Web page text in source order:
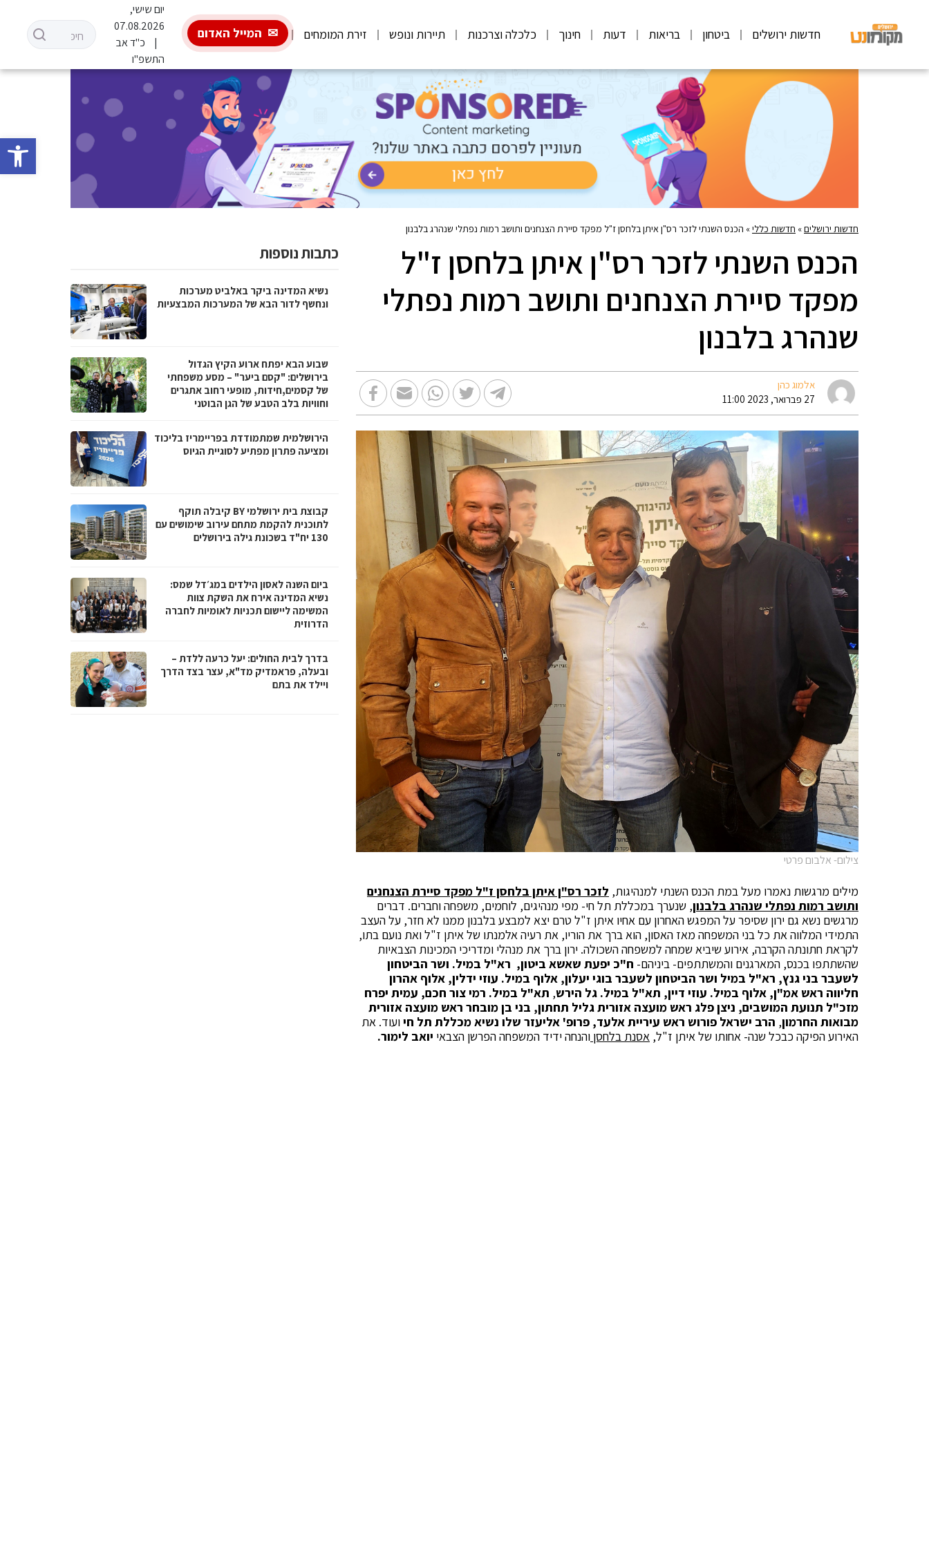
פתח
חדשות ירושלים ביטחון בריאות דעות חינוך כלכלה וצרכנות תיירות ונופש זירת המומחים המייל האדום
יום שישי,
07.08.2026
כ"ד אב
התשפ"ו
חדשות ירושלים» חדשות כללי» הכנס השנתי לזכר רס"ן איתן בלחסן ז"ל מפקד סיירת הצנחנים ותושב רמות נפתלי שנהרג בלבנון
הכנס השנתי לזכר רס"ן איתן בלחסן ז"ל
מפקד סיירת הצנחנים ותושב רמות נפתלי
שנהרג בלבנון
אלמוג כהן
27 פברואר, 2023 11:00
צילום- אלבום פרטי
מילים מרגשות נאמרו מעל במת הכנס השנתי למנהיגות, לזכר רס"ן איתן בלחסן ז"ל מפקד סיירת הצנחנים
ותושב רמות נפתלי שנהרג בלבנון, שנערך במכללת תל חי- מפי מנהיגים, לוחמים, משפחה וחברים. דברים
מרגשים נשא גם ירון שסיפר על המפגש האחרון עם אחיו איתן ז"ל טרם יצא למבצע בלבנון ממנו לא חזר, על העצב
התמידי המלווה את כל בני המשפחה מאז האסון, הוא ברך את הוריו, את רעיה אלמנתו של איתן ז"ל ואת נועם בתו,
לקראת חתונתה הקרבה, אירוע שיביא שמחה למשפחה השכולה. ירון ברך את מנהלי ומדריכי המכינות הצבאיות
שהשתתפו בכנס, המארגנים והמשתתפים- ביניהם- ח"כ יפעת שאשא ביטון, רא"ל במיל. ושר הביטחון
לשעבר בני גנץ, רא"ל במיל ושר הביטחון לשעבר בוגי יעלון, אלוף במיל. עוזי ידלין, אלוף אהרון
חליווה ראש אמ"ן, אלוף במיל. עוזי דיין, תא"ל במיל. גל הירש, תא"ל במיל. רמי צור חכם, עמית יפרח
מזכ"ל תנועת המושבים, ניצן פלג ראש מועצה אזורית גליל תחתון, בני בן מובחר ראש מועצה אזורית
מבואות החרמון, הרב ישראל פורוש ראש עיריית אלעד, פרופ' אליעזר שלו נשיא מכללת תל חיועוד. את
האירוע הפיקה כבכל שנה- אחותו של איתן ז"ל, אסנת בלחסן והנחה ידיד המשפחה הפרשן הצבאי יואב לימור.
כתבות נוספות
נשיא המדינה ביקר באלביט מערכות
ונחשף לדור הבא של המערכות המבצעיות
שבוע הבא יפתח ארוע הקיץ הגדול
בירושלים: "קסם ביער" – מסע משפחתי
של קסמים,חידות, מופעי רחוב אתגרים
וחוויות בלב הטבע של הגן הבוטני
הירושלמית שמתמודדת בפריימריז בליכוד
ומציעה פתרון מפתיע לסוגיית הגיוס
קבוצת בית ירושלמי BY קיבלה תוקף
לתוכנית להקמת מתחם עירוב שימושים עם
130 יח"ד בשכונת גילה בירושלים
ביום השנה לאסון הילדים במג׳דל שמס:
נשיא המדינה אירח את השקת צוות
המשימה ליישום תכניות לאומיות לחברה
הדרוזית
בדרך לבית החולים: יעל כרעה ללדת –
ובעלה, פראמדיק מד"א, עצר בצד הדרך
ויילד את בתם